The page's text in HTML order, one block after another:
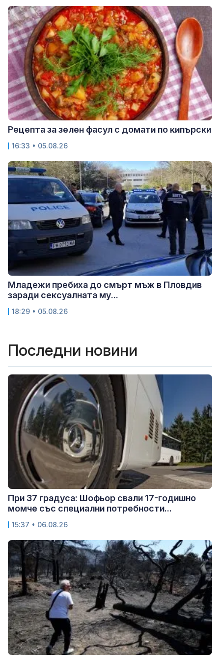
Рецепта за зелен фасул с домати по кипърски
16:33 • 05.08.26
Младежи пребиха до смърт мъж в Пловдив
заради сексуалната му...
18:29 • 05.08.26
Последни новини
При 37 градуса: Шофьор свали 17-годишно
момче със специални потребности...
15:37 • 06.08.26